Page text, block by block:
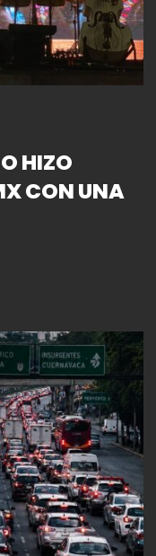
HIZO
CON UNA